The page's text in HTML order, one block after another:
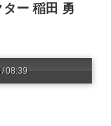
ター 稲田 勇
/08:39